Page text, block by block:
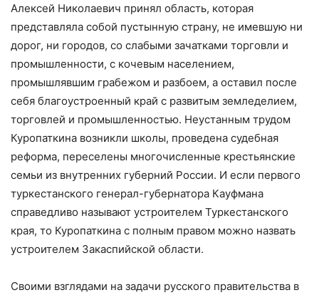
Алексей Николаевич принял область, которая
представляла собой пустынную страну, не имевшую ни
дорог, ни городов, со слабыми зачатками торговли и
промышленности, с кочевым населением,
промышлявшим грабежом и разбоем, а оставил после
себя благоустроенный край с развитым земледелием,
торговлей и промышленностью. Неустанным трудом
Куропаткина возникли школы, проведена судебная
реформа, переселены многочисленные крестьянские
семьи из внутренних губерний России. И если первого
туркестанского генерал-губернатора Кауфмана
справедливо называют устроителем Туркестанского
края, то Куропаткина с полным правом можно назвать
устроителем Закаспийской области.
Своими взглядами на задачи русского правительства в